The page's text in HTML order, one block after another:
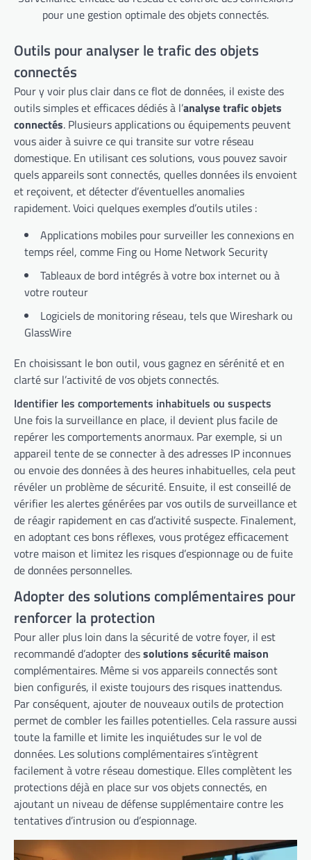
pour une gestion optimale des objets connectés.
Outils pour analyser le trafic des objets
connectés
Pour y voir plus clair dans ce flot de données, il existe des
outils simples et efficaces dédiés à l’analyse trafic objets
connectés. Plusieurs applications ou équipements peuvent
vous aider à suivre ce qui transite sur votre réseau
domestique. En utilisant ces solutions, vous pouvez savoir
quels appareils sont connectés, quelles données ils envoient
et reçoivent, et détecter d’éventuelles anomalies
rapidement. Voici quelques exemples d’outils utiles :
Applications mobiles pour surveiller les connexions en
temps réel, comme Fing ou Home Network Security
Tableaux de bord intégrés à votre box internet ou à
votre routeur
Logiciels de monitoring réseau, tels que Wireshark ou
GlassWire
En choisissant le bon outil, vous gagnez en sérénité et en
clarté sur l’activité de vos objets connectés.
Identifier les comportements inhabituels ou suspects
Une fois la surveillance en place, il devient plus facile de
repérer les comportements anormaux. Par exemple, si un
appareil tente de se connecter à des adresses IP inconnues
ou envoie des données à des heures inhabituelles, cela peut
révéler un problème de sécurité. Ensuite, il est conseillé de
vérifier les alertes générées par vos outils de surveillance et
de réagir rapidement en cas d’activité suspecte. Finalement,
en adoptant ces bons réflexes, vous protégez efficacement
votre maison et limitez les risques d’espionnage ou de fuite
de données personnelles.
Adopter des solutions complémentaires pour
renforcer la protection
Pour aller plus loin dans la sécurité de votre foyer, il est
recommandé d’adopter dessolutions sécurité maison
complémentaires. Même si vos appareils connectés sont
bien configurés, il existe toujours des risques inattendus.
Par conséquent, ajouter de nouveaux outils de protection
permet de combler les failles potentielles. Cela rassure aussi
toute la famille et limite les inquiétudes sur le vol de
données. Les solutions complémentaires s’intègrent
facilement à votre réseau domestique. Elles complètent les
protections déjà en place sur vos objets connectés, en
ajoutant un niveau de défense supplémentaire contre les
tentatives d’intrusion ou d’espionnage.